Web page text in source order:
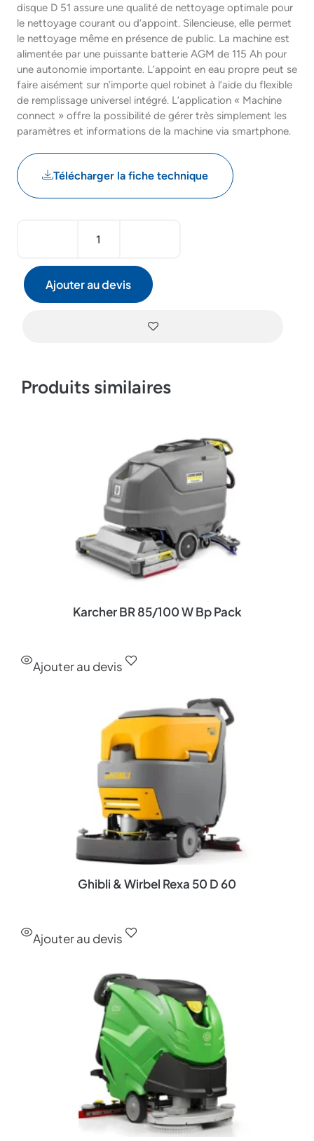
disque D 51 assure une qualité de nettoyage optimale pour
le nettoyage courant ou d’appoint. Silencieuse, elle permet
le nettoyage même en présence de public. La machine est
alimentée par une puissante batterie AGM de 115 Ah pour
une autonomie importante. L’appoint en eau propre peut se
faire aisément sur n’importe quel robinet à l’aide du flexible
de remplissage universel intégré. L’application « Machine
connect » offre la possibilité de gérer très simplement les
paramètres et informations de la machine via smartphone.
Télécharger la fiche technique
Ajouter au devis
Produits similaires
Karcher BR 85/100 W Bp Pack
Ajouter au devis
Ghibli & Wirbel Rexa 50 D 60
Ajouter au devis